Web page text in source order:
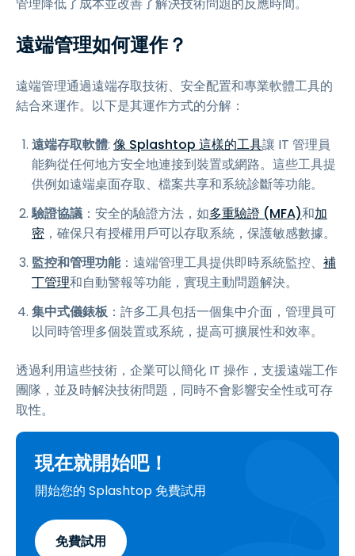
遠端管理如何運作？
遠端管理通過遠端存取技術、安全配置和專業軟體工具的
結合來運作。以下是其運作方式的分解：
遠端存取軟體: 像 Splashtop 這樣的工具讓 IT 管理員
能夠從任何地方安全地連接到裝置或網路。這些工具提
供例如遠端桌面存取、檔案共享和系統診斷等功能。
驗證協議 ：安全的驗證方法，如多重驗證 (MFA)和加
密 ，確保只有授權用戶可以存取系統，保護敏感數據。
監控和管理功能：遠端管理工具提供即時系統監控、 補
丁管理和自動警報等功能，實現主動問題解決。
集中式儀錶板：許多工具包括一個集中介面，管理員可
以同時管理多個裝置或系統，提高可擴展性和效率。
透過利用這些技術，企業可以簡化 IT 操作，支援遠端工作
團隊，並及時解決技術問題，同時不會影響安全性或可存
取性。
現在就開始吧！
開始您的 Splashtop 免費試用
免費試用